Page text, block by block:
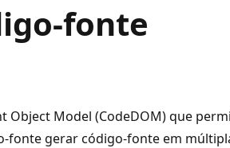
fonte
Object Model (CodeDOM) que
fonte gerar código-fonte em